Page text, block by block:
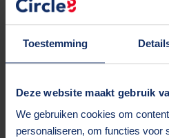
Toestemming
Deze website maakt gebruik
We gebruiken cookies om
personaliseren, om functies voor